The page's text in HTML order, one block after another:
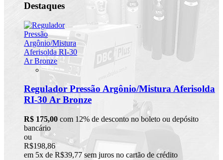
Destaques
Regulador Pressão Argônio/Mistura Aferisolda
RI-30 Ar Bronze
R$ 175,00 com 12% de desconto no boleto ou depósito
bancário
ou
R$198,86
em 5x de R$39,77 sem juros no cartão de crédito